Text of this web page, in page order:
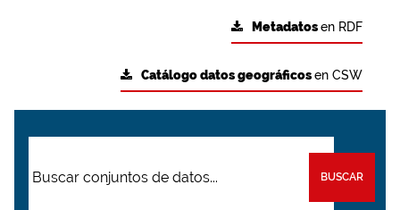
Metadatosen RDF
Catálogo datos geográficosen CSW
BUSCAR